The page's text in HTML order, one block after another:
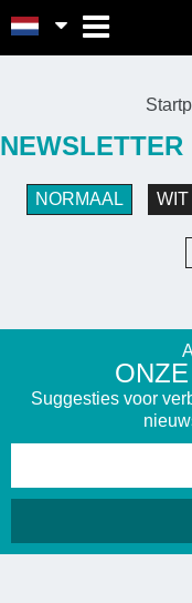
NEWSLETTER
NORMAAL
Suggesties voor